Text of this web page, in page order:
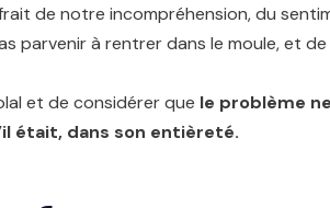
de notre incompréhension, du
parvenir à rentrer dans le moule, et
et de considérer que le problème
était, dans son entièreté.